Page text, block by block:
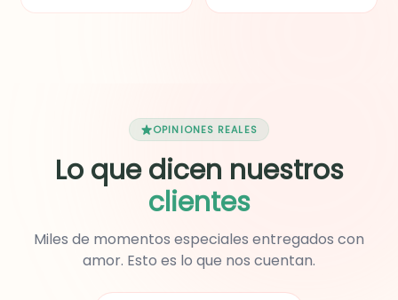
Bon Yurt Alpina con
un globo y un hermoso
mug con diseño de
Happy Birthday.
OPINIONES REALES
Lo que dicen nuestros
clientes
Miles de momentos especiales entregados con
amor. Esto es lo que nos cuentan.